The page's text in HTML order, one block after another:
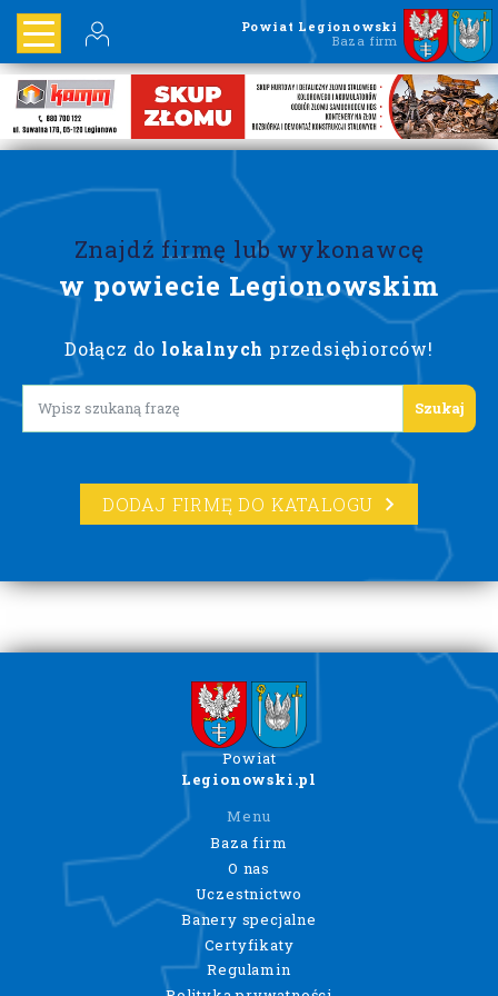
Powiat Legionowski
Baza firm
Znajdź firmę lub wykonawcę
w powiecie Legionowskim
Dołącz do lokalnych przedsiębiorców!
Lorem ipsum
DODAJ FIRMĘ DO KATALOGU
Powiat
Legionowski.pl
Menu
Baza firm
O nas
Uczestnictwo
Banery specjalne
Certyfikaty
Regulamin